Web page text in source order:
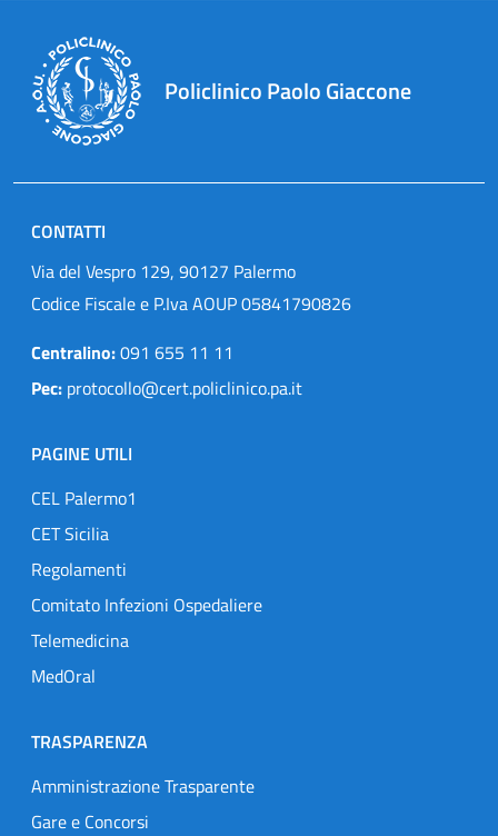
Policlinico Paolo Giaccone
CONTATTI
Via del Vespro 129, 90127 Palermo
Codice Fiscale e P.Iva AOUP 05841790826
Centralino:091 655 11 11
Pec: protocollo@cert.policlinico.pa.it
PAGINE UTILI
CEL Palermo1
CET Sicilia
Regolamenti
Comitato Infezioni Ospedaliere
Telemedicina
MedOral
TRASPARENZA
Amministrazione Trasparente
Gare e Concorsi